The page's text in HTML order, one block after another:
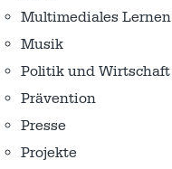
Multimediales Lernen
Musik
Politik und Wirtschaft
Prävention
Presse
Projekte